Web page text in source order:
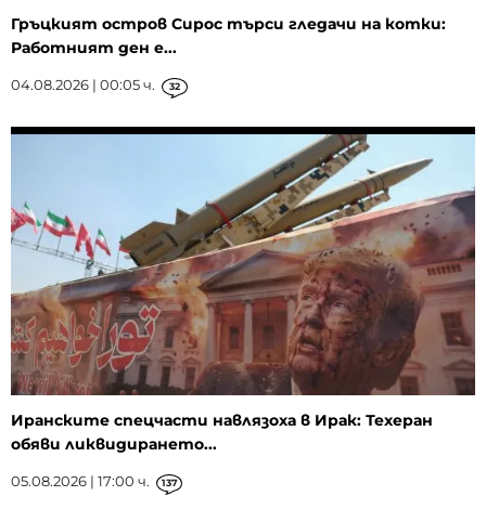
Гръцкият остров Сирос търси гледачи на котки:
Работният ден е...
04.08.2026 | 00:05 ч. 32
Иранските спецчасти навлязоха в Ирак: Техеран
обяви ликвидирането...
05.08.2026 | 17:00 ч. 137